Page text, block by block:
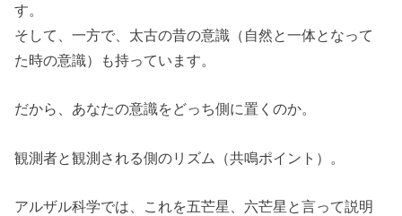
す。
そして、一方で、太古の昔の意識（自然と一体となって
た時の意識）も持っています。
だから、あなたの意識をどっち側に置くのか。
観測者と観測される側のリズム（共鳴ポイント）。
アルザル科学では、これを五芒星、六芒星と言って説明